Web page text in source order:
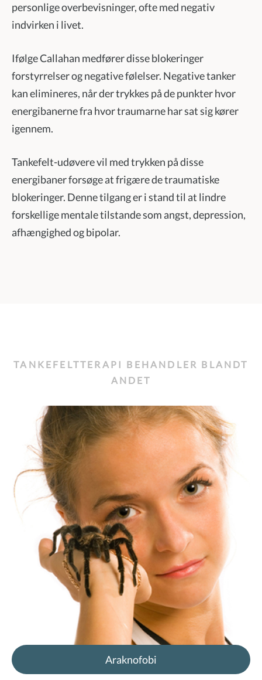
personlige overbevisninger, ofte med negativ
indvirken i livet.
Ifølge Callahan medfører disse blokeringer
forstyrrelser og negative følelser. Negative tanker
kan elimineres, når der trykkes på de punkter hvor
energibanerne fra hvor traumarne har sat sig kører
igennem.
Tankefelt-udøvere vil med trykken på disse
energibaner forsøge at frigære de traumatiske
blokeringer. Denne tilgang er i stand til at lindre
forskellige mentale tilstande som angst, depression,
afhængighed og bipolar.
TANKEFELTTERAPI BEHANDLER BLANDT
ANDET
Araknofobi